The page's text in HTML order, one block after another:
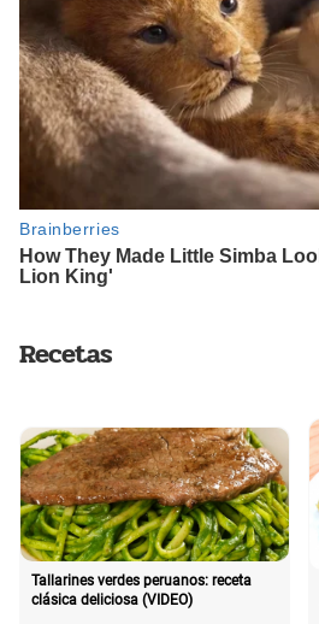
Recetas
Tallarines verdes peruanos: receta
clásica deliciosa (VIDEO)